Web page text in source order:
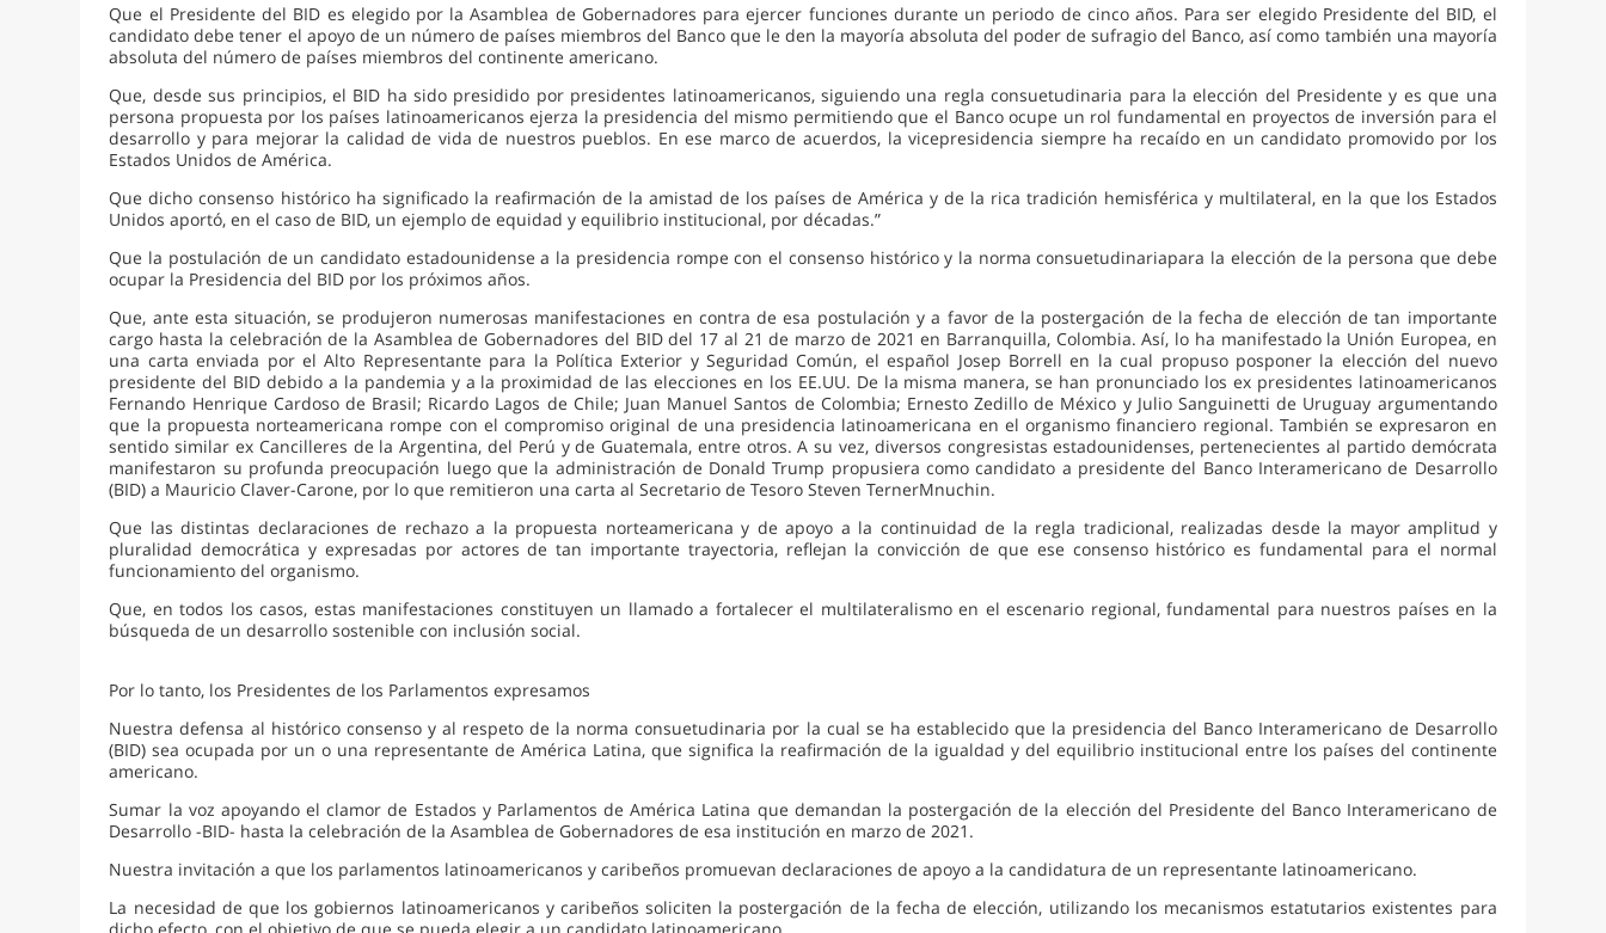
Que el Presidente del BID es elegido por la Asamblea de Gobernadores para ejercer funciones durante un periodo de cinco años. Para ser elegido Presidente del BID, el
candidato debe tener el apoyo de un número de países miembros del Banco que le den la mayoría absoluta del poder de sufragio del Banco, así como también una mayoría
absoluta del número de países miembros del continente americano.
Que, desde sus principios, el BID ha sido presidido por presidentes latinoamericanos, siguiendo una regla consuetudinaria para la elección del Presidente y es que una
persona propuesta por los países latinoamericanos ejerza la presidencia del mismo permitiendo que el Banco ocupe un rol fundamental en proyectos de inversión para el
desarrollo y para mejorar la calidad de vida de nuestros pueblos. En ese marco de acuerdos, la vicepresidencia siempre ha recaído en un candidato promovido por los
Estados Unidos de América.
Que dicho consenso histórico ha significado la reafirmación de la amistad de los países de América y de la rica tradición hemisférica y multilateral, en la que los Estados
Unidos aportó, en el caso de BID, un ejemplo de equidad y equilibrio institucional, por décadas.”
Que la postulación de un candidato estadounidense a la presidencia rompe con el consenso histórico y la norma consuetudinariapara la elección de la persona que debe
ocupar la Presidencia del BID por los próximos años.
Que, ante esta situación, se produjeron numerosas manifestaciones en contra de esa postulación y a favor de la postergación de la fecha de elección de tan importante
cargo hasta la celebración de la Asamblea de Gobernadores del BID del 17 al 21 de marzo de 2021 en Barranquilla, Colombia. Así, lo ha manifestado la Unión Europea, en
una carta enviada por el Alto Representante para la Política Exterior y Seguridad Común, el español Josep Borrell en la cual propuso posponer la elección del nuevo
presidente del BID debido a la pandemia y a la proximidad de las elecciones en los EE.UU. De la misma manera, se han pronunciado los ex presidentes latinoamericanos
Fernando Henrique Cardoso de Brasil; Ricardo Lagos de Chile; Juan Manuel Santos de Colombia; Ernesto Zedillo de México y Julio Sanguinetti de Uruguay argumentando
que la propuesta norteamericana rompe con el compromiso original de una presidencia latinoamericana en el organismo financiero regional. También se expresaron en
sentido similar ex Cancilleres de la Argentina, del Perú y de Guatemala, entre otros. A su vez, diversos congresistas estadounidenses, pertenecientes al partido demócrata
manifestaron su profunda preocupación luego que la administración de Donald Trump propusiera como candidato a presidente del Banco Interamericano de Desarrollo
(BID) a Mauricio Claver-Carone, por lo que remitieron una carta al Secretario de Tesoro Steven TernerMnuchin.
Que las distintas declaraciones de rechazo a la propuesta norteamericana y de apoyo a la continuidad de la regla tradicional, realizadas desde la mayor amplitud y
pluralidad democrática y expresadas por actores de tan importante trayectoria, reflejan la convicción de que ese consenso histórico es fundamental para el normal
funcionamiento del organismo.
Que, en todos los casos, estas manifestaciones constituyen un llamado a fortalecer el multilateralismo en el escenario regional, fundamental para nuestros países en la
búsqueda de un desarrollo sostenible con inclusión social.
Por lo tanto, los Presidentes de los Parlamentos expresamos
Nuestra defensa al histórico consenso y al respeto de la norma consuetudinaria por la cual se ha establecido que la presidencia del Banco Interamericano de Desarrollo
(BID) sea ocupada por un o una representante de América Latina, que significa la reafirmación de la igualdad y del equilibrio institucional entre los países del continente
americano.
Sumar la voz apoyando el clamor de Estados y Parlamentos de América Latina que demandan la postergación de la elección del Presidente del Banco Interamericano de
Desarrollo -BID- hasta la celebración de la Asamblea de Gobernadores de esa institución en marzo de 2021.
Nuestra invitación a que los parlamentos latinoamericanos y caribeños promuevan declaraciones de apoyo a la candidatura de un representante latinoamericano.
La necesidad de que los gobiernos latinoamericanos y caribeños soliciten la postergación de la fecha de elección, utilizando los mecanismos estatutarios existentes para
dicho efecto, con el objetivo de que se pueda elegir a un candidato latinoamericano.